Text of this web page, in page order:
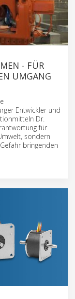
- FÜR
UMGANG
Entwickler und
Dr.
für
sondern
bringenden